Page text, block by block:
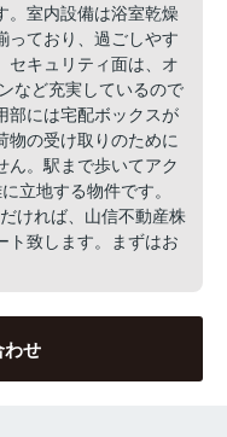
。室内設備は浴室乾燥
っており、過ごしやす
セキュリティ面は、オ
など充実しているので
部には宅配ボックスが
物の受け取りのために
ん。駅まで歩いてアク
立地する物件です。
ければ、山信不動産株
ト致します。まずはお
わせ